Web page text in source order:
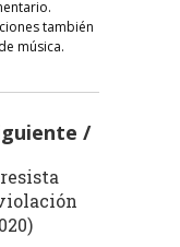
también
música.